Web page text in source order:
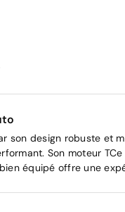
son design robuste et
Son moteur
équipé offre une